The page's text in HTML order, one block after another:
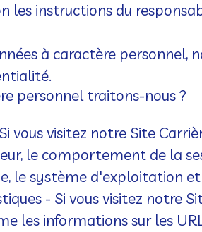
les instructions du
à caractère
personnel traitons-nous ?
vous visitez notre Site
le comportement de la
le système d'exploitation
- Si vous visitez notre
les informations sur les